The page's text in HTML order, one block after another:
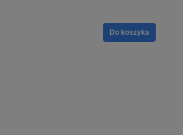
Do koszyka